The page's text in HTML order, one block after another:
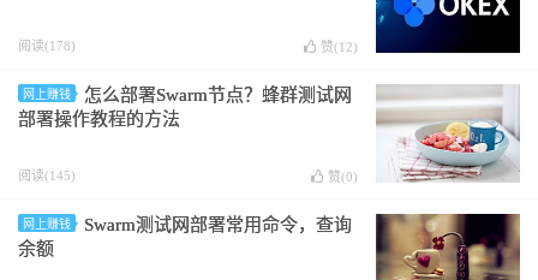
阅读(178) 赞(12)
网上赚钱
怎么部署Swarm节点？蜂群测试网
部署操作教程的方法
阅读(145) 赞(0)
网上赚钱
Swarm测试网部署常用命令，查询
余额